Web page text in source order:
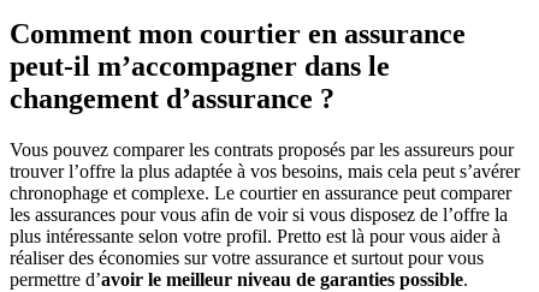
Comment mon courtier en assurance
peut-il m’accompagner dans le
changement d’assurance ?
Vous pouvez comparer les contrats proposés par les assureurs pour
trouver l’offre la plus adaptée à vos besoins, mais cela peut s’avérer
chronophage et complexe. Le courtier en assurance peut comparer
les assurances pour vous afin de voir si vous disposez de l’offre la
plus intéressante selon votre profil. Pretto est là pour vous aider à
réaliser des économies sur votre assurance et surtout pour vous
permettre d’avoir le meilleur niveau de garanties possible.